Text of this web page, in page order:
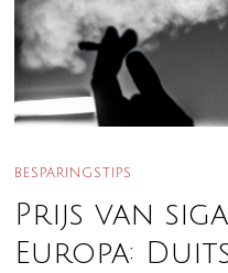
BESPARINGSTIPS
Prijs van
Europa: